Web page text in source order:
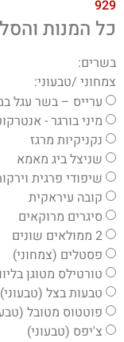
929
כל המנות
בשרים:
צמחוני /טבעוני:
ערייס – בשר עגל
מיני בורגר -
נקניקיות מרגז
שניצל ביג מאמא
שיפודי פרגית
קובה עיראקית
סיגרים מרוקאים
2 ממולאים שונים
פסטלים (צמחוני)
טורטילס מטוגן
טבעות בצל (טבעוני)
פוטטוס מטובל
צ'יפס (טבעוני)